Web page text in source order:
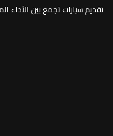
تقديم سيارات تجمع بين الأداء